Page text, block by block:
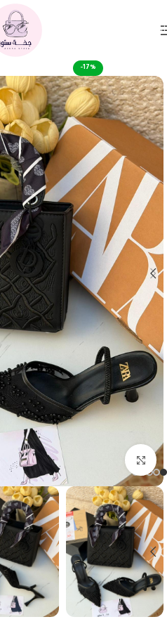
Skip to main content
-17%
Click to enlarge